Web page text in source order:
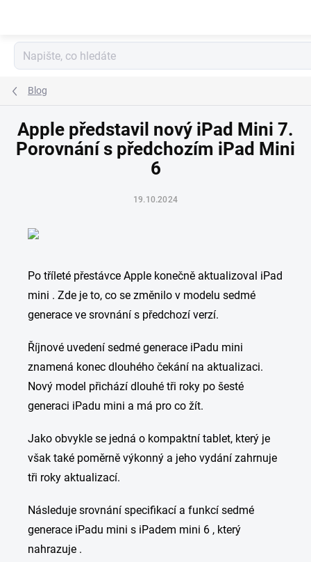
Blog
Apple představil nový iPad Mini 7.
Porovnání s předchozím iPad Mini
6
19.10.2024
Po tříleté přestávce Apple konečně aktualizoval iPad
mini . Zde je to, co se změnilo v modelu sedmé
generace ve srovnání s předchozí verzí.
Říjnové uvedení sedmé generace iPadu mini
znamená konec dlouhého čekání na aktualizaci.
Nový model přichází dlouhé tři roky po šesté
generaci iPadu mini a má pro co žít.
Jako obvykle se jedná o kompaktní tablet, který je
však také poměrně výkonný a jeho vydání zahrnuje
tři roky aktualizací.
Následuje srovnání specifikací a funkcí sedmé
generace iPadu mini s iPadem mini 6 , který
nahrazuje .